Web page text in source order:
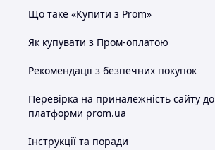
Що таке «Купити з Prom»
Як купувати з Пром-оплатою
Рекомендації з безпечних покупок
Перевірка на приналежність сайту до
платформи prom.ua
Інструкції та поради